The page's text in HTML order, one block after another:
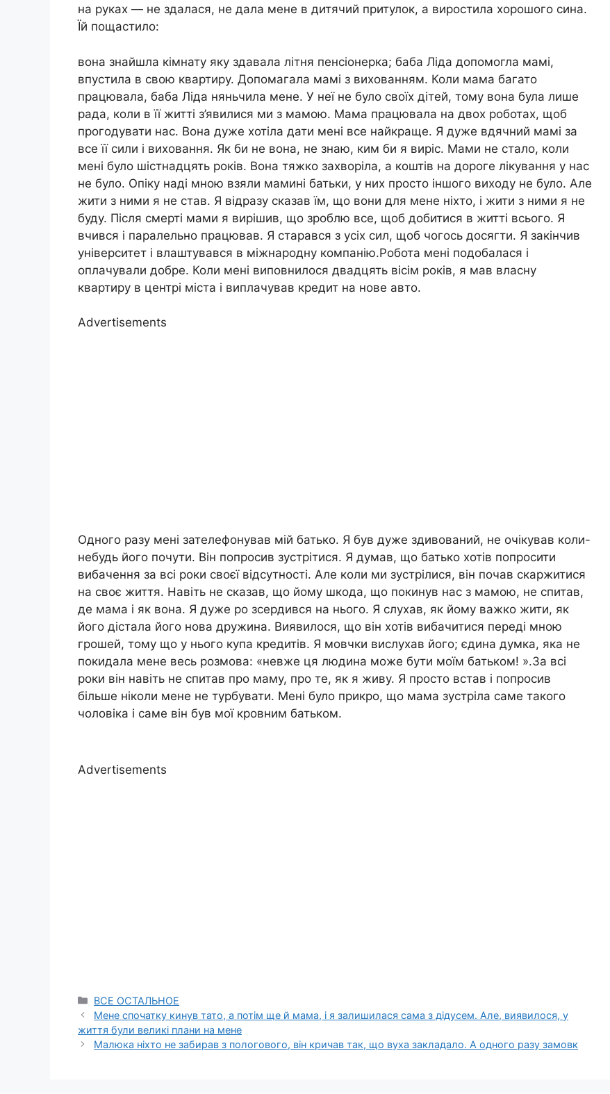
на руках — не здалася, не дала мене в дитячий притулок, а виростила хорошого сина.
Їй пощастило:
вона знайшла кімнату яку здавала літня пенсіонерка; баба Ліда допомогла мамі,
впустила в свою квартиру. Допомагала мамі з вихованням. Коли мама багато
працювала, баба Ліда няньчила мене. У неї не було своїх дітей, тому вона була лише
рада, коли в її житті з’явилися ми з мамою. Мама працювала на двох роботах, щоб
прогодувати нас. Вона дуже хотіла дати мені все найкраще. Я дуже вдячний мамі за
все її сили і виховання. Як би не вона, не знаю, ким би я виріс. Мами не стало, коли
мені було шістнадцять років. Вона тяжко захворіла, а коштів на дороге лікування у нас
не було. Опіку наді мною взяли мамині батьки, у них просто іншого виходу не було. Але
жити з ними я не став. Я відразу сказав їм, що вони для мене ніхто, і жити з ними я не
буду. Після смерті мами я вирішив, що зроблю все, щоб добитися в житті всього. Я
вчився і паралельно працював. Я старався з усіх сил, щоб чогось досягти. Я закінчив
університет і влаштувався в міжнародну компанію.Робота мені подобалася і
оплачували добре. Коли мені виповнилося двадцять вісім років, я мав власну
квартиру в центрі міста і виплачував кредит на нове авто.
Advertisements
Одного разу мені зателефонував мій батько. Я був дуже здивований, не очікував коли-
небудь його почути. Він попросив зустрітися. Я думав, що батько хотів попросити
вибачення за всі роки своєї відсутності. Але коли ми зустрілися, він почав скаржитися
на своє життя. Навіть не сказав, що йому шкода, що покинув нас з мамою, не спитав,
де мама і як вона. Я дуже ро зсердився на нього. Я слухав, як йому важко жити, як
його дістала його нова дружина. Виявилося, що він хотів вибачитися переді мною
грошей, тому що у нього купа кредитів. Я мовчки вислухав його; єдина думка, яка не
покидала мене весь розмова: «невже ця людина може бути моїм батьком! ».За всі
роки він навіть не спитав про маму, про те, як я живу. Я просто встав і попросив
більше ніколи мене не турбувати. Мені було прикро, що мама зустріла саме такого
чоловіка і саме він був мої кровним батьком.
Advertisements
Categories
ВСЕ ОСТАЛЬНОЕ
Мене спочатку кинув тато, а потім ще й мама, і я залишилася сама з дідусем. Але, виявилося, у
життя були великі плани на мене
Малюка ніхто не забирав з пологового, він кричав так, що вуха закладало. А одного разу замовк